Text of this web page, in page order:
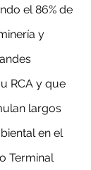
el 86% de
y
RCA y que
largos
en el
Terminal